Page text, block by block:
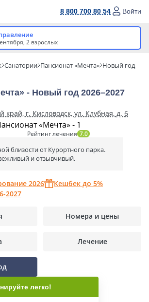
8 800 700 80 54 Войти
2 взрослых
Санатории Пансионат «Мечта» Новый год
- Новый год 2026–2027
край, г. Кисловодск, ул. Клубная, д. 6
Рейтинг лечения 7.0
близости от Курортного парка.
и отзывчивый.
2026
Кешбек до 5%
2027
Номера и цены
Лечение
легко!